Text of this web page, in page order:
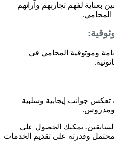
بعناية لفهم تجاربهم وآرائهم
وموثوقية المحامي في
جوانب إيجابية وسلبية
ومدروس.
يمكنك الحصول على
وقدرته على تقديم الخدمات